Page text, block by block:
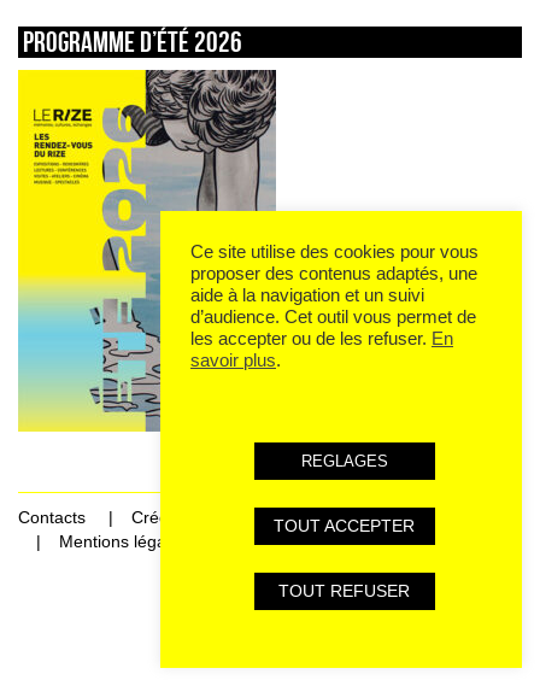
Programme d’été 2026
Contacts
Crédits
Mentions légales et données personnelles
Ce site utilise des cookies pour vous
proposer des contenus adaptés, une
aide à la navigation et un suivi
d’audience. Cet outil vous permet de
les accepter ou de les refuser. En
savoir plus.
REGLAGES
TOUT ACCEPTER
TOUT REFUSER